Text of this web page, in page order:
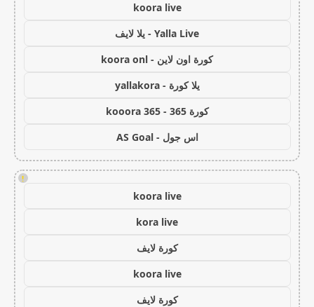
koora live
Yalla Live - يلا لايف
كورة اون لاين - koora onl
يلا كورة - yallakora
كورة 365 - kooora 365
اس جول - AS Goal
!
koora live
kora live
كورة لايف
koora live
كورة لايف